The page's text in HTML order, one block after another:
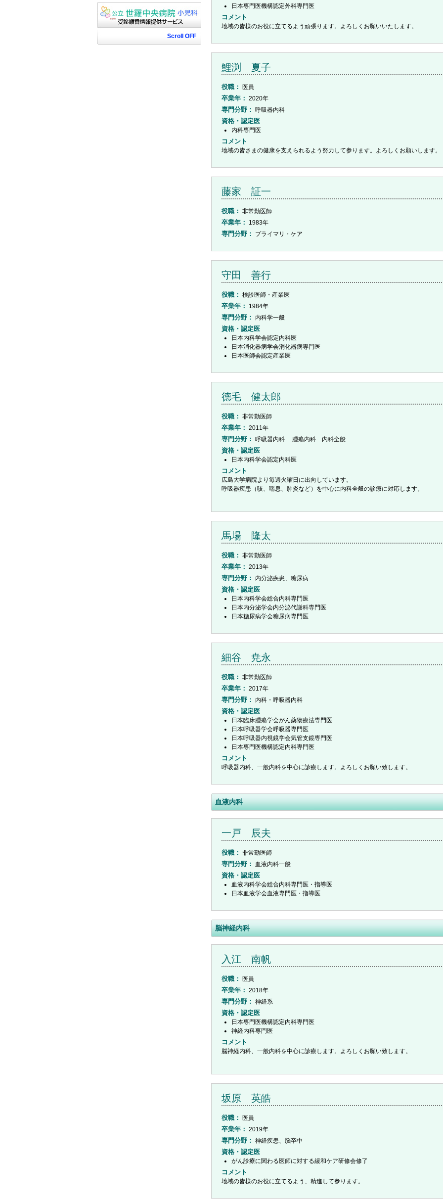
Scroll OFF
日本専門医機構認定外科専門医
コメント
地域の皆様のお役に立てるよう頑張ります。よろしくお願いいたします。
鯉渕 夏子
役職 医員
卒業年 2020年
専門分野 呼吸器内科
資格・認定医
内科専門医
コメント
地域の皆さまの健康を支えられるよう努力して参ります。よろしくお願いします。
藤家 証一
役職 非常勤医師
卒業年 1983年
専門分野 プライマリ・ケア
守田 善行
役職 検診医師・産業医
卒業年 1984年
専門分野 内科学一般
資格・認定医
日本内科学会認定内科医
日本消化器病学会消化器病専門医
日本医師会認定産業医
德毛 健太郎
役職 非常勤医師
卒業年 2011年
専門分野 呼吸器内科 腫瘍内科 内科全般
資格・認定医
日本内科学会認定内科医
コメント
広島大学病院より毎週火曜日に出向しています。
呼吸器疾患（咳、喘息、肺炎など）を中心に内科全般の診療に対応します。
馬場 隆太
役職 非常勤医師
卒業年 2013年
専門分野 内分泌疾患、糖尿病
資格・認定医
日本内科学会総合内科専門医
日本内分泌学会内分泌代謝科専門医
日本糖尿病学会糖尿病専門医
細谷 尭永
役職 非常勤医師
卒業年 2017年
専門分野 内科・呼吸器内科
資格・認定医
日本臨床腫瘍学会がん薬物療法専門医
日本呼吸器学会呼吸器専門医
日本呼吸器内視鏡学会気管支鏡専門医
日本専門医機構認定内科専門医
コメント
呼吸器内科、一般内科を中心に診療します。よろしくお願い致します。
血液内科
一戸 辰夫
役職 非常勤医師
専門分野 血液内科一般
資格・認定医
血液内科学会総合内科専門医・指導医
日本血液学会血液専門医・指導医
脳神経内科
入江 南帆
役職 医員
卒業年 2018年
専門分野 神経系
資格・認定医
日本専門医機構認定内科専門医
神経内科専門医
コメント
脳神経内科、一般内科を中心に診療します。よろしくお願い致します。
坂原 英皓
役職 医員
卒業年 2019年
専門分野 神経疾患、脳卒中
資格・認定医
がん診療に関わる医師に対する緩和ケア研修会修了
コメント
地域の皆様のお役に立てるよう、精進して参ります。